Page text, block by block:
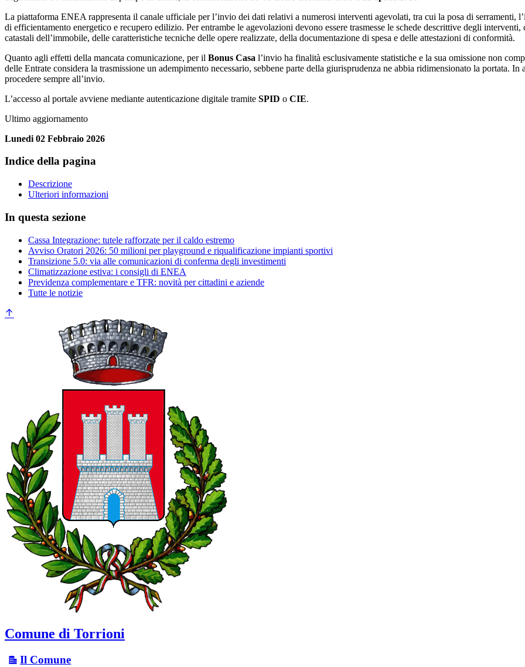
La piattaforma ENEA rappresenta il canale ufficiale per l’invio dei dati relativi a numerosi interventi agevolati, tra cui la posa di serramenti,
di efficientamento energetico e recupero edilizio. Per entrambe le agevolazioni devono essere trasmesse le schede descrittive degli
catastali dell’immobile, delle caratteristiche tecniche delle opere realizzate, della documentazione di spesa e delle attestazioni di conformità.
Quanto agli effetti della mancata comunicazione, per il Bonus Casa l’invio ha finalità esclusivamente statistiche e la sua omissione non
delle Entrate considera la trasmissione un adempimento necessario, sebbene parte della giurisprudenza ne abbia ridimensionato la portata.
procedere sempre all’invio.
L’accesso al portale avviene mediante autenticazione digitale tramite SPID o CIE.
Ultimo aggiornamento
Lunedi 02 Febbraio 2026
Indice della pagina
Descrizione
Ulteriori informazioni
In questa sezione
Cassa Integrazione: tutele rafforzate per il caldo estremo
Avviso Oratori 2026: 50 milioni per playground e riqualificazione impianti sportivi
Transizione 5.0: via alle comunicazioni di conferma degli investimenti
Climatizzazione estiva: i consigli di ENEA
Previdenza complementare e TFR: novità per cittadini e aziende
Tutte le notizie
Comune di Torrioni
Il Comune